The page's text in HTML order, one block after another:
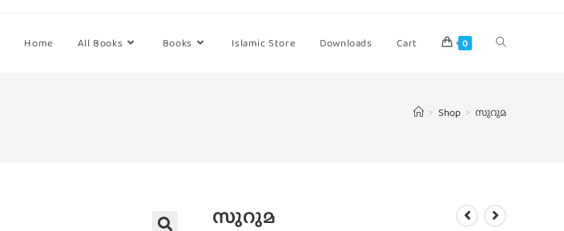
Home All Books Books Islamic Store Downloads Cart 0
> Shop > സുറുമ
സുറുമ